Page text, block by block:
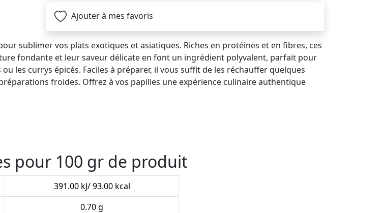
Ajouter à mes favoris
sublimer vos plats exotiques et asiatiques. Riches en protéines et en fibres, ces
fondante et leur saveur délicate en font un ingrédient polyvalent, parfait pour
les currys épicés. Faciles à préparer, il vous suffit de les réchauffer quelques
froides. Offrez à vos papilles une expérience culinaire authentique
pour 100 gr de produit
391.00 kJ/ 93.00 kcal
0.70 g